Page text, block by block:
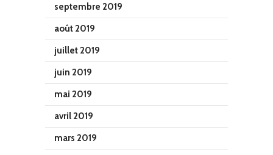
septembre 2019
août 2019
juillet 2019
juin 2019
mai 2019
avril 2019
mars 2019